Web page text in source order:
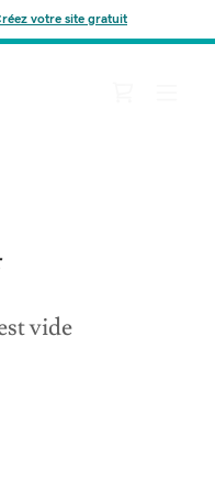
votre site gratuit
vide